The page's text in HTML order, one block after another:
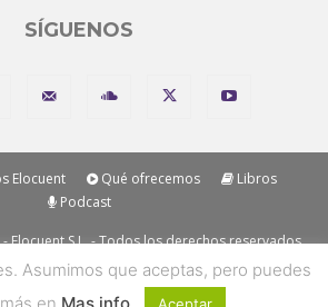
SÍGUENOS
Elocuent Qué ofrecemos
Libros
Podcast
Elocuent S.L. - Todos los derechos reservados.
mencionadas en nuestros métodos son
SL. Solo se permite la reproducción de
Asumimos que aceptas, pero puedes